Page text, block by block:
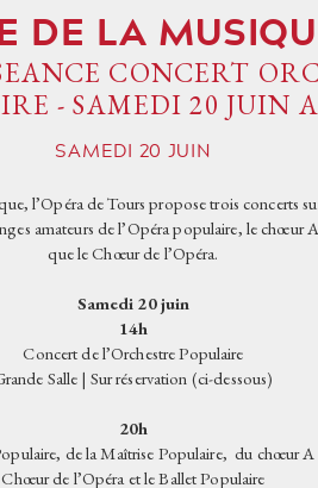
BROCHURE
LYRIQUE
SYMPHONIQUE
JEUNE PUBLIC
AUTRES
VISITES
L'ORCHESTRE
DE TOURS
LE CHŒUR DE
TOURS
UN PEU
ESPACE PRESSE
L'ÉQUIPE
EN FAMILLE
PETITE ENFANCE
PRIMAIRE AU
PLACE AUX
MAÎTRISE
LE BALLET
DE LA
CONCERT
- SAMEDI 20 JUIN
SAMEDI 20 JUIN
l’Opéra de Tours propose trois concerts
amateurs de l’Opéra populaire, le chœur
que le Chœur de l’Opéra.
Samedi 20 juin
14h
Concert de l’Orchestre Populaire
Salle | Sur réservation (ci-dessous)
20h
de la Maîtrise Populaire, du chœur
Chœur de l’Opéra et le Ballet Populaire